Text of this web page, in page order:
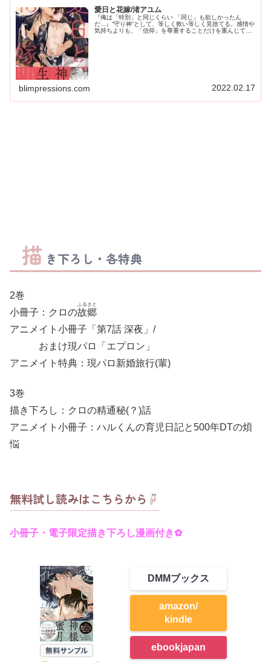
愛日と花嫁/渚アユム
『俺は「特別」と同じくらい 「同じ」も欲しかったん
だ...』“守り神”として、等しく救い等しく見捨てる。感情や
気持ちよりも、「信仰」を尊重することだけを重んじてき
blimpressions.com 2022.02.17
描 き下ろし・各特典
2巻
小冊子：クロの故郷
ふるさと
アニメイト小冊子「第7話 深夜」/
おまけ現パロ「エプロン」
アニメイト特典：現パロ新婚旅行(輩)
3巻
描き下ろし：クロの精通秘(？)話
アニメイト小冊子：ハルくんの育児日記と500年DTの煩
悩
無料試し読みはこちらから☟
小冊子・電子限定描き下ろし漫画付き✿
DMMブックス
amazon/
kindle
ebookjapan